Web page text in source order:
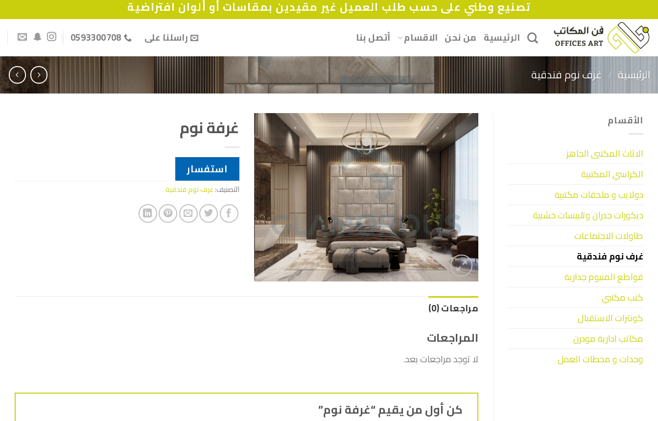
to
content
تصنيع وطني على حسب طلب العميل غير مقيدين بمقاسات أو ألوان افتراضية
الرئيسية من نحن الاقسام أتصل بنا راسلنا على 0593300708
الرئيسية / غرف نوم فندقية
الأقسام
الاثاث المكتبى الجاهز
الكراسي المكتبية
دولايب و ملحقات مكتبية
ديكورات جدران وتلبيسات خشبية
طاولات الاجتماعات
غرف نوم فندقية
قواطع المنيوم جدارية
كنب مكتبي
كونترات الاستقبال
مكاتب ادارية مودرن
وحدات و محطات العمل
غرفة نوم
استفسار
التصنيف:غرف نوم فندقية
مراجعات (0)
المراجعات
لا توجد مراجعات بعد.
كن أول من يقيم “غرفة نوم”